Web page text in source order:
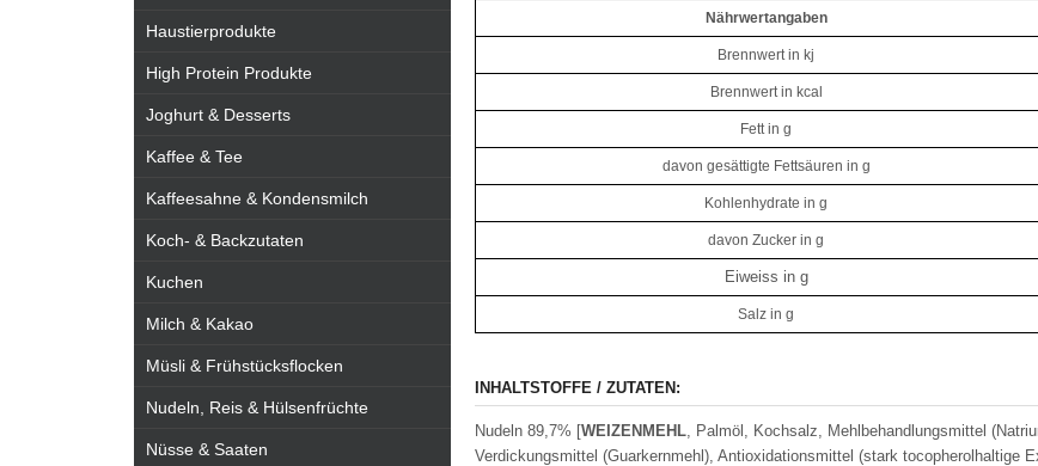
Nährwertangaben
Brennwert in kj
Brennwert in kcal
Fett in g
davon gesättigte Fettsäuren in g
Kohlenhydrate in g
davon Zucker in g
Eiweiss in g
Salz in g
INHALTSTOFFE / ZUTATEN:
Nudeln 89,7% [WEIZENMEH L, Palmöl, Kochsalz, Mehlbehandlungsmittel
Verdickungsmittel (Guarkernmehl), Antioxidationsmittel (stark tocopherolhaltige
Haustierprodukte
High Protein Produkte
Joghurt & Desserts
Kaffee & Tee
Kaffeesahne & Kondensmilch
Koch- & Backzutaten
Kuchen
Milch & Kakao
Müsli & Frühstücksflocken
Nudeln, Reis & Hülsenfrüchte
Nüsse & Saaten